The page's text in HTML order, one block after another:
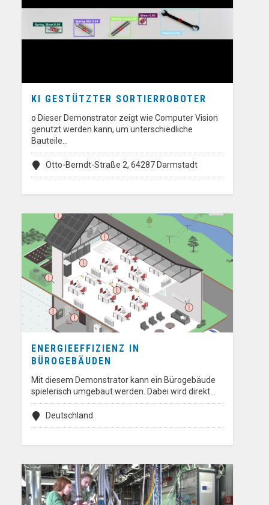
KI GESTÜTZTER SORTIERROBOTER
o Dieser Demonstrator zeigt wie Computer Vision
genutzt werden kann, um unterschiedliche
Bauteile…
Otto-Berndt-Straße 2, 64287 Darmstadt
ENERGIEEFFIZIENZ IN
BÜROGEBÄUDEN
Mit diesem Demonstrator kann ein Bürogebäude
spielerisch umgebaut werden. Dabei wird direkt…
Deutschland